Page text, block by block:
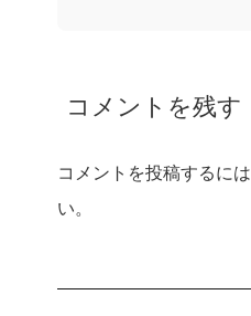
コメントを残す
コメントを投稿するには
い。